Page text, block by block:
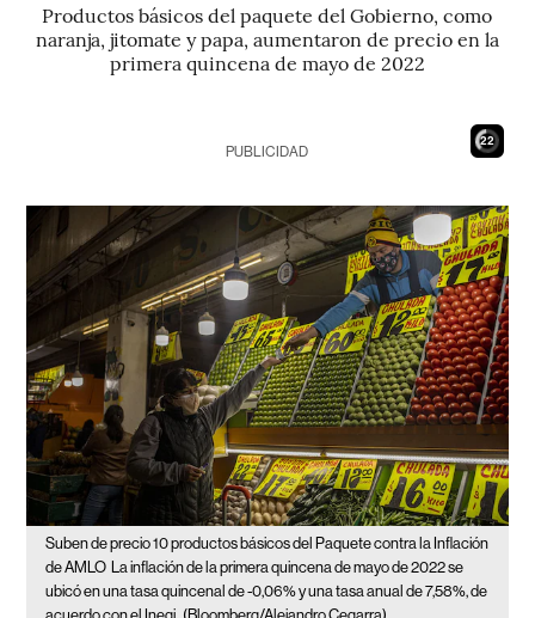
Productos básicos del paquete del Gobierno, como
naranja, jitomate y papa, aumentaron de precio en la
primera quincena de mayo de 2022
21
PUBLICIDAD
Suben de precio 10 productos básicos del Paquete contra la Inflación
de AMLO La inflación de la primera quincena de mayo de 2022 se
ubicó en una tasa quincenal de -0,06% y una tasa anual de 7,58%, de